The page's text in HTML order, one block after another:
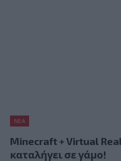
ΝΈΑ
Minecraft + Virtual
καταλήγει σε γάμο!